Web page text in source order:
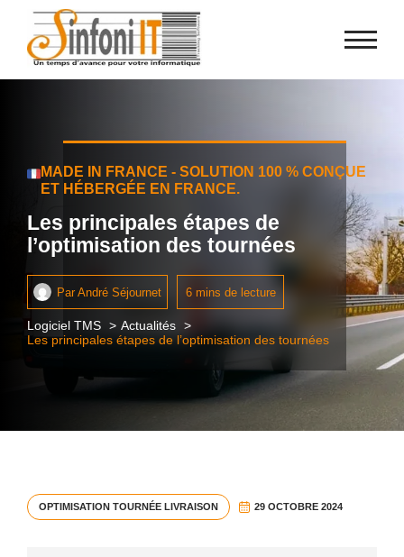
MADE IN FRANCE - SOLUTION 100 % CONÇUE
ET HÉBERGÉE EN FRANCE.
Les principales étapes de
l’optimisation des tournées
Par André Séjournet 6 mins de lecture
Logiciel TMS
Actualités
Les principales étapes de l’optimisation des tournées
OPTIMISATION TOURNÉE LIVRAISON 29 OCTOBRE 2024
Panneau de gestion des cookies